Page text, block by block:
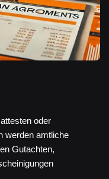
oder
werden amtliche
Gutachten,